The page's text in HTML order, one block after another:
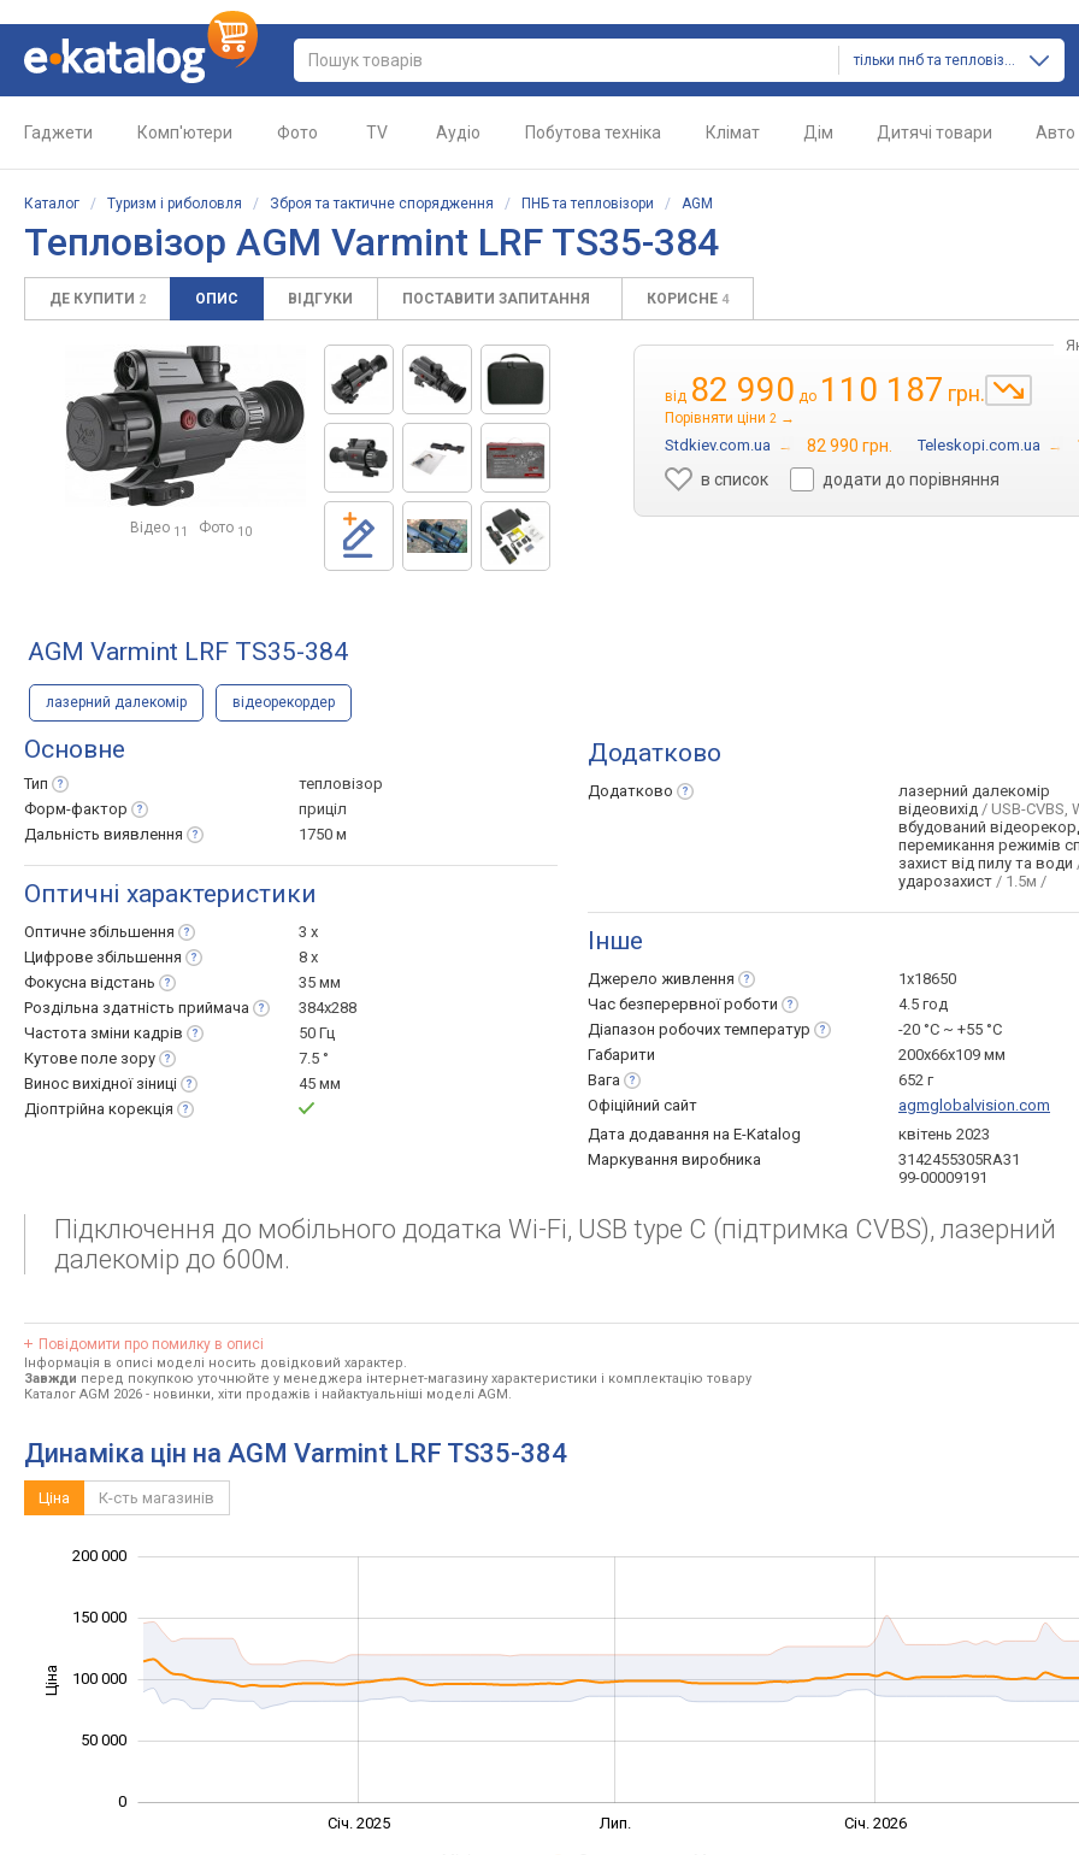
тільки пнб та тепловізори
Гаджети Комп'ютери Фото TV Аудіо Побутова техніка Клімат Дім Дитячі товари Авто
Каталог / Туризм і риболовля / Зброя та тактичне спорядження / ПНБ та тепловізори / AGM
Тепловізор AGM Varmint LRF TS35-384
ДЕ КУПИТИ 2 ОПИС ВІДГУКИ ПОСТАВИТИ ЗАПИТАННЯ КОРИСНЕ 4
Відео 11 Фото 10
від 82 990 до 110 187 грн.
Порівняти ціни 2 →
Stdkiev.com.ua → 82 990 грн. Teleskopi.com.ua →
в список
додати до порівняння
AGM Varmint LRF TS35-384
лазерний далекомір відеорекордер
Основне
Тип
тепловізор
Форм-фактор
приціл
Дальність виявлення 1750 м
Оптичні характеристики
Оптичне збільшення
3 x
Цифрове збільшення
8 x
Фокусна відстань
35 мм
Роздільна здатність приймача
384x288
Частота зміни кадрів
50 Гц
Кутове поле зору
7.5 °
Винос вихідної зіниці
45 мм
Діоптрійна корекція
Додатково
Додатково
лазерний далекомір
відеовихід / USB-CVBS,
вбудований
перемикання режимів
захист від пилу та води
ударозахист / 1.5м /
Інше
Джерело живлення
1x18650
Час безперервноїроботи
4.5 год
Діапазон робочих температур
-20 °C ~ +55 °С
Габарити
200x66x109 мм
Вага
652 г
Офіційний сайт
agmglobalvision.com
Дата додавання на E-Katalog
квітень 2023
Маркування виробника
3142455305RA31
99-00009191
Підключення до мобільного додатка Wi-Fi, USB type C (підтримка CVBS), лазерний
далекомір до 600м.
Повідомити про помилку в описі
Інформація в описі моделі носить довідковий характер.
Завжди перед покупкою уточнюйте у менеджера інтернет-магазину характеристики і комплектацію товару
Каталог AGM 2026 - новинки, хіти продажів і найактуальніші моделі AGM.
Динаміка цін на AGM Varmint LRF TS35-384
Ціна К-сть магазинів
Ціна 100 000
0
200 000
100 000
150 000
50 000
Січ. 2025 Лип. Січ. 2026